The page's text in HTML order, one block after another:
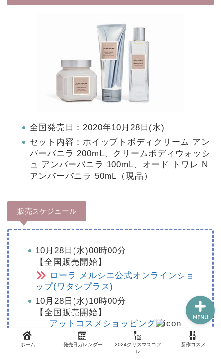
全国発売日：2020年10月28日(水)
セット内容：ホイップトボディクリーム アン
バーバニラ 200mL、クリームボディウォッシ
ュ アンバーバニラ 100mL、オード トワレ N
アンバーバニラ 50mL（現品）
販売スケジュール
10月28日(水)00時00分
【全国販売開始】
ローラ メルシエ公式オンラインショ
ップ(ワタシプラス)
10月28日(水)10時00分
【全国販売開始】
アットコスメショッピング
10月28日(水)10時00分
ホーム 発売日カレンダー
2024クリスマスコフ
レ
新作コスメ
MENU
新作コスメ
コスメ福袋